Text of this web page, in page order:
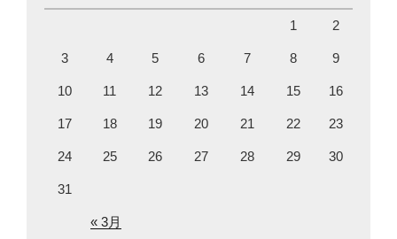
1 2
3 4 5 6 7 8 9
10 11 12 13 14 15 16
17 18 19 20 21 22 23
24 25 26 27 28 29 30
31
« 3月